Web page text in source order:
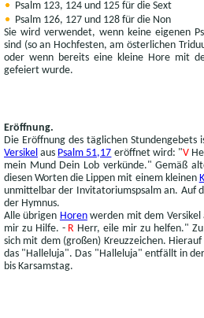
Psalm 123, 124 und 125 für die Sext
Psalm 126, 127 und 128 für die Non
Sie wird verwendet, wenn keine eigenen
sind (so an Hochfesten, am österlichen
oder wenn bereits eine kleine Hore mit
gefeiert wurde.
Eröffnung.
Die Eröffnung des täglichen Stundengebets
Versikel aus Psalm 51,17 eröffnet wird: "V
mein Mund Dein Lob verkünde." Gemäß
diesen Worten die Lippen mit einem kleinen
unmittelbar der Invitatoriumspsalm an. Auf
der Hymnus.
Alle übrigen Horenwerden mit dem Versikel
mir zu Hilfe. - R Herr, eile mir zu helfen."
sich mit dem (großen) Kreuzzeichen.
das "Halleluja". Das "Halleluja" entfällt in
bis Karsamstag.